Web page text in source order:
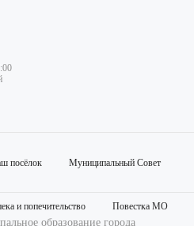
посёлок Муниципальный Совет
и попечительство Повестка МО
образование города